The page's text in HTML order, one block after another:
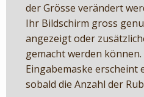
der Grösse verändert
Ihr Bildschirm gross
angezeigt oder
gemacht werden
Eingabemaske erscheint
sobald die Anzahl der